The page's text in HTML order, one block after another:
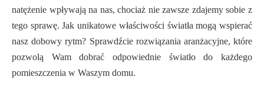
natężenie wpływają na nas, chociaż nie zawsze zdajemy sobie z
tego sprawę. Jak unikatowe właściwości światła mogą wspierać
nasz dobowy rytm? Sprawdźcie rozwiązania aranżacyjne, które
pozwolą Wam dobrać odpowiednie światło do każdego
pomieszczenia w Waszym domu.